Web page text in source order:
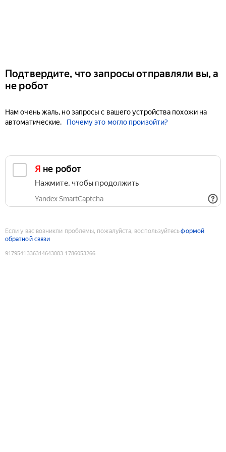
Подтвердите, что запросы отправляли вы, а
не робот
Нам очень жаль, но запросы с вашего устройства похожи на
автоматические.
Почему это могло произойти?
Я не робот
Нажмите, чтобы продолжить
Yandex SmartCaptcha
Если у вас возникли проблемы, пожалуйста, воспользуйтесьформой
обратной связи
9179541336314643083:1786053266